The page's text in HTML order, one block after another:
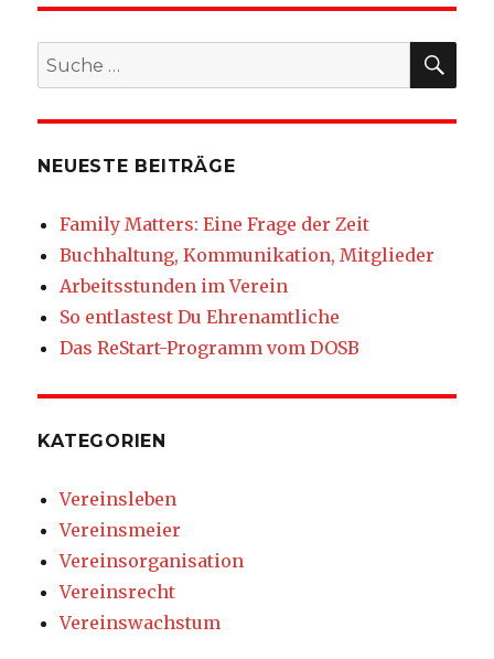
Suche
nach:
NEUESTE BEITRÄGE
Family Matters: Eine Frage der Zeit
Buchhaltung, Kommunikation, Mitglieder
Arbeitsstunden im Verein
So entlastest Du Ehrenamtliche
Das ReStart-Programm vom DOSB
KATEGORIEN
Vereinsleben
Vereinsmeier
Vereinsorganisation
Vereinsrecht
Vereinswachstum